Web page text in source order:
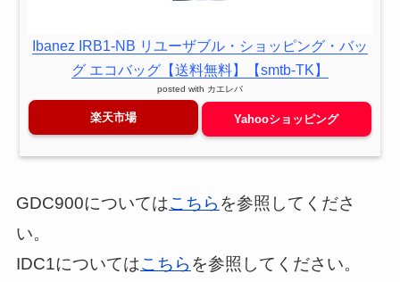
Ibanez IRB1-NB リユーザブル・ショッピング・バッ
グ エコバッグ【送料無料】【smtb-TK】
posted with カエレバ
楽天市場 Yahooショッピング
GDC900についてはこちら を参照してくださ
い。
IDC1についてはこちら を参照してください。